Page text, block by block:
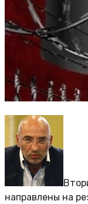
направлены на